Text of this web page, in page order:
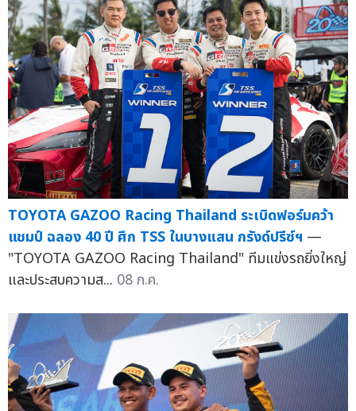
TOYOTA GAZOO Racing Thailand ระเบิดฟอร์มคว้า
แชมป์ ฉลอง 40 ปี ศึก TSS ในบางแสน กรังด์ปรีซ์ฯ —
"TOYOTA GAZOO Racing Thailand" ทีมแข่งรถยิ่งใหญ่
และประสบความส... 08 ก.ค.